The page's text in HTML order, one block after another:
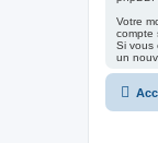
Votre
compte
Si vous
un